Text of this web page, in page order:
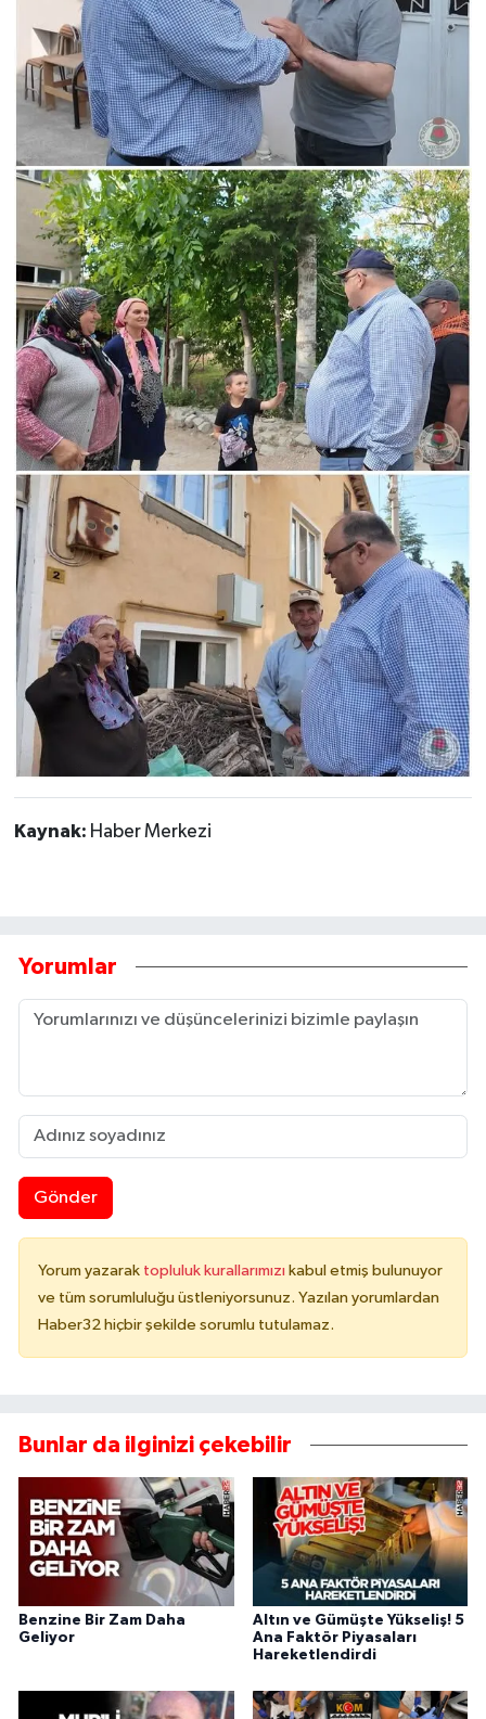
Kaynak: Haber Merkezi
Yorumlar
Gönder
Yorum yazarak topluluk kurallarımızı kabul etmiş bulunuyor
ve tüm sorumluluğu üstleniyorsunuz. Yazılan yorumlardan
Haber32 hiçbir şekilde sorumlu tutulamaz.
Bunlar da ilginizi çekebilir
Benzine Bir Zam Daha
Geliyor
Altın ve Gümüşte Yükseliş! 5
Ana Faktör Piyasaları
Hareketlendirdi